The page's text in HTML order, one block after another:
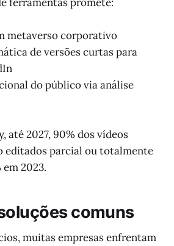
metaverso corporativo
de versões curtas para
do público via análise
, até 2027, 90% dos vídeos
editados parcial ou totalmente
2023.
comuns
muitas empresas enfrentam